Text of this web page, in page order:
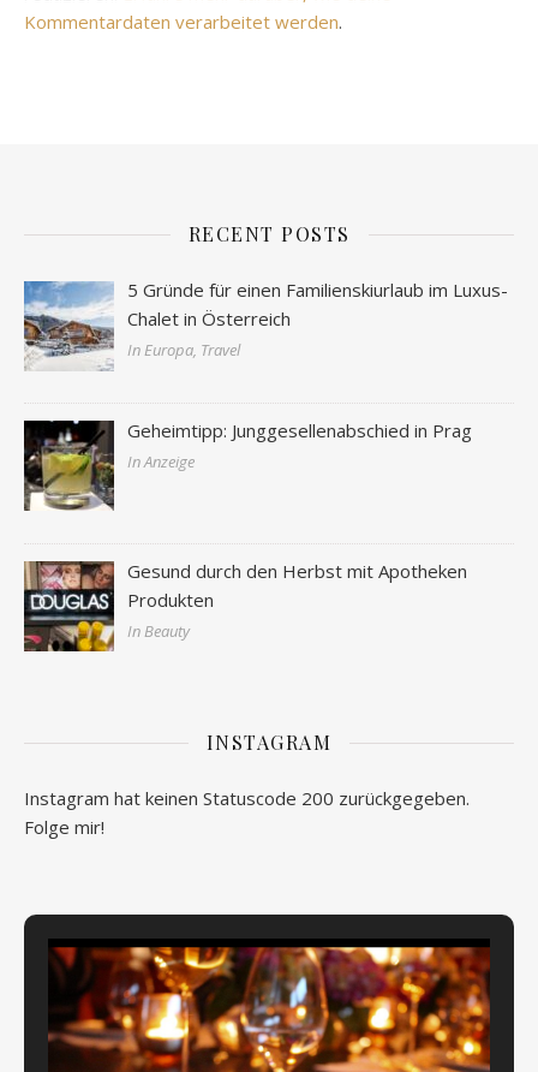
Kommentardaten verarbeitet werden.
RECENT POSTS
5 Gründe für einen Familienskiurlaub im Luxus-
Chalet in Österreich
In Europa, Travel
Geheimtipp: Junggesellenabschied in Prag
In Anzeige
Gesund durch den Herbst mit Apotheken
Produkten
In Beauty
INSTAGRAM
Instagram hat keinen Statuscode 200 zurückgegeben.
Folge mir!